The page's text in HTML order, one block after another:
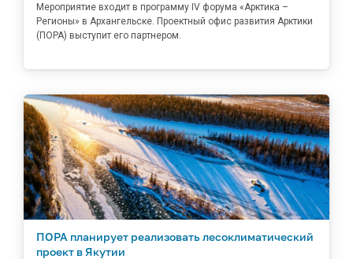
Мероприятие входит в программу IV форума «Арктика –
Регионы» в Архангельске. Проектный офис развития Арктики
(ПОРА) выступит его партнером.
ПОРА планирует реализовать лесоклиматический
проект в Якутии